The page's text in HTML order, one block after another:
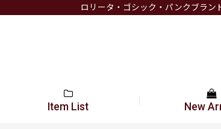
ロリータ・ゴシック・パンクブラン
Item List New